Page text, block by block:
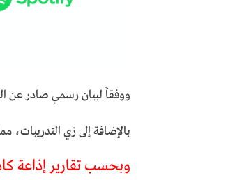
ووفقاً لبيان رسمي صادر عن
بالإضافة إلى زي
وبحسب تقارير إذاعة